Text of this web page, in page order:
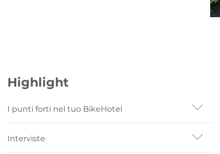
Highlight
I punti forti nel tuo BikeHotel
divertenti trail tour, training di abilità e tour di
Interviste